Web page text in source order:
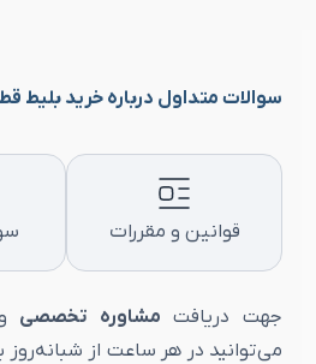
سوالات متداول درباره خرید بلیط
قوانین و مقررات
جهت دریافت مشاوره تخصصی
می‌توانید در هر ساعت از شبانه‌روز